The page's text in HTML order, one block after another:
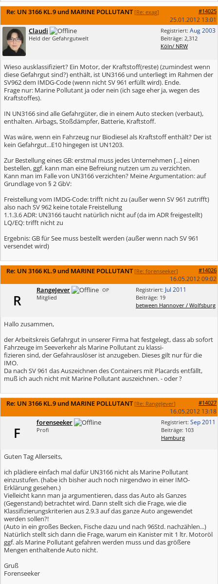
Re: UN 3166 KL.9 und MARINE POLLUTANT [Re: exag] #14025
25.01.2012 13:01
Registriert: Aug 2003
Beiträge: 2,312
Köln/ NRW
Claudi
Held der Gefahrgutwelt
Wieso ausklassifiziert? Ein Motor, der Kraftstoff(reste) (zumindest wenn
diese Gefahrgut sind?) enthält, ist UN3166 und unterliegt im Rahmen der
SV962 dem IMDG-Code (wenn nicht SV 961 erfüllt wird). Ende.
Frage nur: Marine Pollutant ja oder nein (ich sage eher ja, wegen des
Kraftstoffes).
IN UN3166 sind alle Gefahrgüter, die in einem Auto stecken (verbaut),
enthalten. Airbags, Stoßdämpfer, Batterie, Kraftstoff.
Was wäre, wenn ein Fahrzeug nur Biodiesel als Kraftstoff enthält? Der ist
kein Gefahrgut...E10 hingegen ist UN1203.
Zur Bestellung eines GB: erstmal muss jedes Unternehmen [...] einen
bestellen, ggf. kann man eine Befreiung nutzen um zu verzichten.
Kann man im Falle von UN3166 verzichten? Meine Argumentation: auf
Grundlage von § 2 GbV:
Freistellung vom IMDG-Code: trifft nicht zu (außer wenn SV 961 zutrifft)
also nach SV 962 keine totale Freistellung
1.1.3.6 ADR: UN3166 taucht natürlich nicht auf (da im ADR freigestellt)
LQ/EQ: trifft nicht zu
Ergebnis: GB für See muss bestellt werden (außer wenn nach SV 961
versendet wird)
Re: UN 3166 KL.9 und MARINE POLLUTANT [Re: forenseeker] #14026
16.05.201209:02
Registriert: Jul 2011
Beiträge: 19
between Hannover / Wolfsburg
R
RangeJever OP
Mitglied
Hallo zusammen,
der Arbeitskreis Gefahrgut in unserer Firma hat festgelegt, dass ab sofort
Fahrzeuge im Seeverkehr als Marine Pollutant zu klassi-
fizieren sind, der Gefahrauslöser ist anzugeben. Dieses gilt nur für die
IMO.
Da nach SV 961 das Auszeichnen des Containers mit Placards entfällt,
muß ich auch nicht mit Marine Pollutant auszeichnen. - oder ?
Re: UN 3166 KL.9 und MARINE POLLUTANT [Re: RangeJever] #14027
16.05.2012 13:18
Registriert: Sep 2011
Beiträge: 103
Hamburg
F
forenseeker
Profi
Guten Tag Allerseits,
ich plädiere einfach mal dafür UN3166 nicht als Marine Pollutant
einzustufen. (habe ich bisher auch noch nirgendwo in einer IMO-
Erklärung gesehen.)
Vielleicht kann man ja argumentieren, dass das Auto als Ganzes
(Gegenstand) betrachtet wird. Dann stellt sich die Frage, wie die
Klassifizierungskriterien aus 2.9.3 auf das ganze Auto angewendet
werden sollen?!
(Auto in ein großes Becken, Fische dazu und nach 96Std. nachzählen...)
Natürlich stellt sich dann die Frage, warum ein Kanister mit 1 ltr. Motoröl
ggf. als Marine Pollutant gefahren werden muss und das größere
Mengen enthaltende Auto nicht.
Gruß
Forenseeker